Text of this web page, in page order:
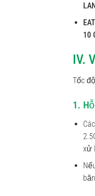
10
IV.
Tốc
1.
xử